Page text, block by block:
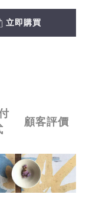
立即購買
顧客評價